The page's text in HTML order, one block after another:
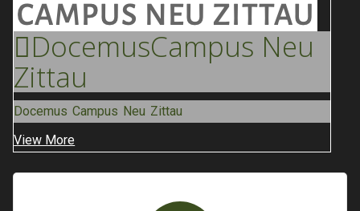
DocemusCampus Neu
Zittau
Docemus Campus Neu Zittau
View More